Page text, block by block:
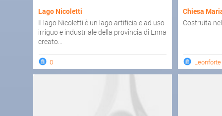
Lago Nicoletti
Il lago Nicoletti è un lago artificiale ad uso
irriguo e industriale della provincia di Enna
creato...
0
Chiesa
Costruita
Leonforte